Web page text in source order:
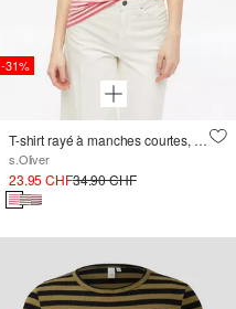
-31%
T-shirt rayé à manches courtes, coupe slim avec fil flammé
s.Oliver
23.95 CHF34.90 CHF